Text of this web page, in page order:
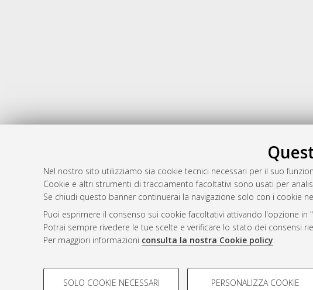
Nel nostro sito utilizziamo sia cookie tecnici necessari per il suo
Cookie e altri strumenti di tracciamento facoltativi sono usati per
Se chiudi questo banner continuerai la navigazione solo con i cookie
Puoi esprimere il consenso sui cookie facoltativi attivando l'opzione
Potrai sempre rivedere le tue scelte e verificare lo stato dei consensi
Per maggiori informazioni consulta la nostra Cookie policy.
COOKIE DI PROFILAZIONE - FACOLTATIVI
SOLO COOKIE NECESSARI PERSONALIZZA COOKIE
Atom
Rss 1.0
Rss 2.0
AMS Laurea
Servizio implementato e
Impostazioni Cookie
Informativa sulla privacy
Condizioni d’uso del sito